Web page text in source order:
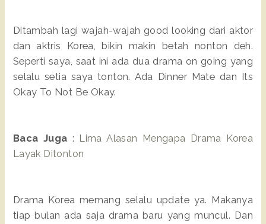
Ditambah lagi wajah-wajah good looking dari aktor
dan aktris Korea, bikin makin betah nonton deh.
Seperti saya, saat ini ada dua drama on going yang
selalu setia saya tonton. Ada Dinner Mate dan Its
Okay To Not Be Okay.
Baca Juga : Lima Alasan Mengapa Drama Korea
Layak Ditonton
Drama Korea memang selalu update ya. Makanya
tiap bulan ada saja drama baru yang muncul. Dan